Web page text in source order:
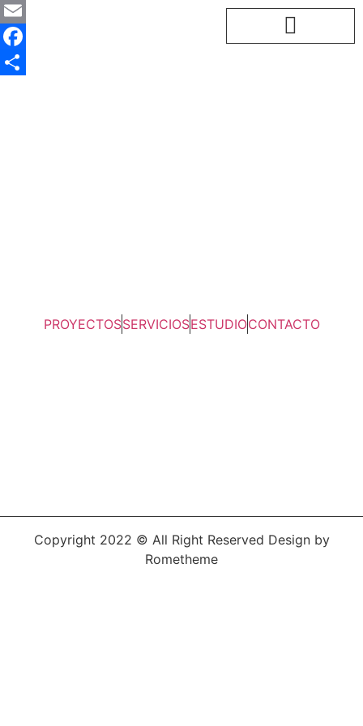
LinkedIn
Email
Facebook
PROYECTOSSERVICIOSESTUDIOCONTACTO
Copyright 2022 © All Right Reserved Design by
Rometheme